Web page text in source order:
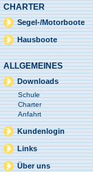
CHARTER
Segel-/Motorboote
Hausboote
ALLGEMEINES
Downloads
Schule
Charter
Anfahrt
Kundenlogin
Links
Über uns